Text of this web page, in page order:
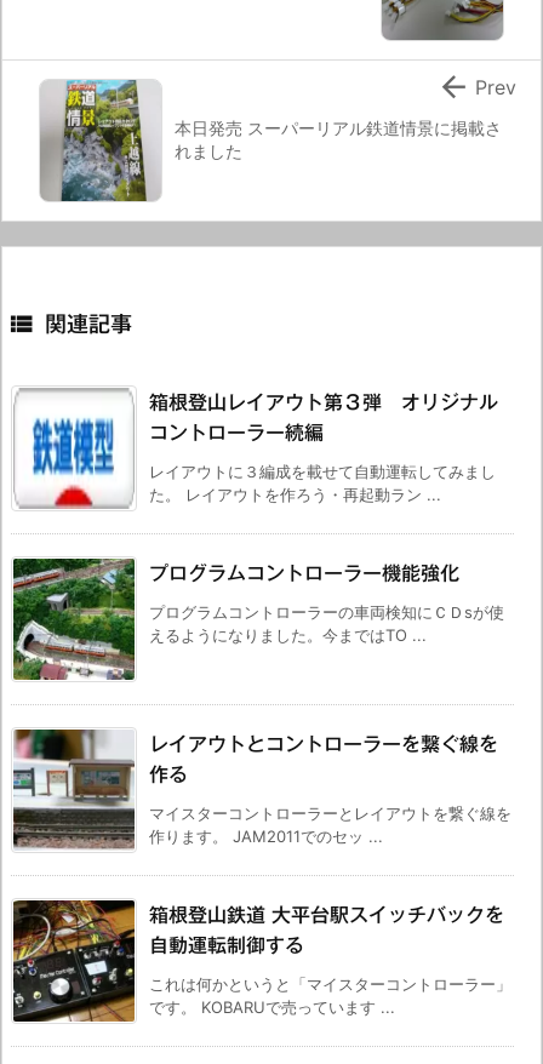
本日発売 スーパーリアル鉄道情景に掲載さ
れました
 Prev
 関連記事
箱根登山レイアウト第３弾 オリジナル
コントローラー続編
レイアウトに３編成を載せて自動運転してみまし
た。 レイアウトを作ろう・再起動ラン ...
プログラムコントローラー機能強化
プログラムコントローラーの車両検知にＣＤsが使
えるようになりました。今まではTO ...
レイアウトとコントローラーを繋ぐ線を
作る
マイスターコントローラーとレイアウトを繋ぐ線を
作ります。 JAM2011でのセッ ...
箱根登山鉄道 大平台駅スイッチバックを
自動運転制御する
これは何かというと「マイスターコントローラー」
です。 KOBARUで売っています ...